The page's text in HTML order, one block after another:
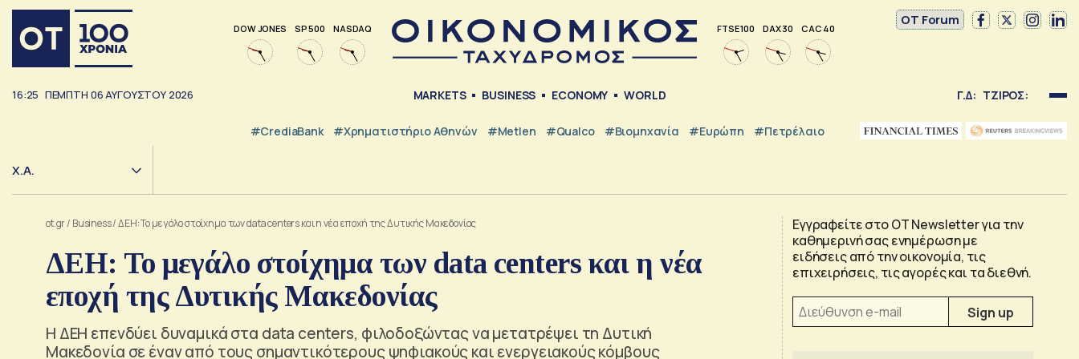
DOW JONES SP 500 NASDAQ FTSE 100 DAX 30 CAC 40
OT Forum
16:25 ΠΕΜΠΤΗ 06ΑΥΓΟΥΣΤΟΥ 2026 MARKETS BUSINESS ECONOMY WORLD Γ.Δ: ΤΖΙΡΟΣ:
#CrediaBank #Χρηματιστήριο Αθηνών #metlen #Qualco #Βιομηχανία #Ευρώπη #Πετρέλαιο
Χ.Α.
ot.gr/ Business/ΔΕΗ: Το μεγάλο στοίχημα των data centers και η νέα εποχή της Δυτικής Μακεδονίας
ΔΕΗ: Το μεγάλο στοίχημα των data centers και η νέα
εποχή της Δυτικής Μακεδονίας
Η ΔΕΗ επενδύει δυναμικά στα data centers, φιλοδοξώντας να μετατρέψει τη Δυτική
Μακεδονία σε έναν από τους σημαντικότερους ψηφιακούς και ενεργειακούς κόμβους
Εγγραφείτε στο OT Newsletter για την
καθημερινή σας ενημέρωση με
ειδήσεις από την οικονομία, τις
επιχειρήσεις, τις αγορές και τα διεθνή.